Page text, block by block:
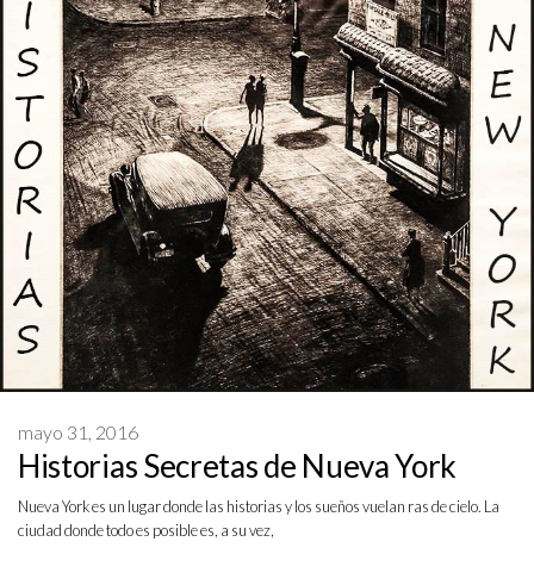
Historias Secretas de Nueva York
mayo 31, 2016
Nueva York es un lugar donde las historias y los sueños vuelan ras de cielo. La
ciudad donde todo es posible es, a su vez,